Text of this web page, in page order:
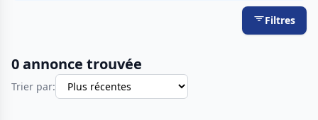
Filtres
0 annonce trouvée
Trier par: